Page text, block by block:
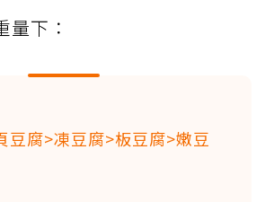
下：
豆腐>凍豆腐>板豆腐>嫩豆